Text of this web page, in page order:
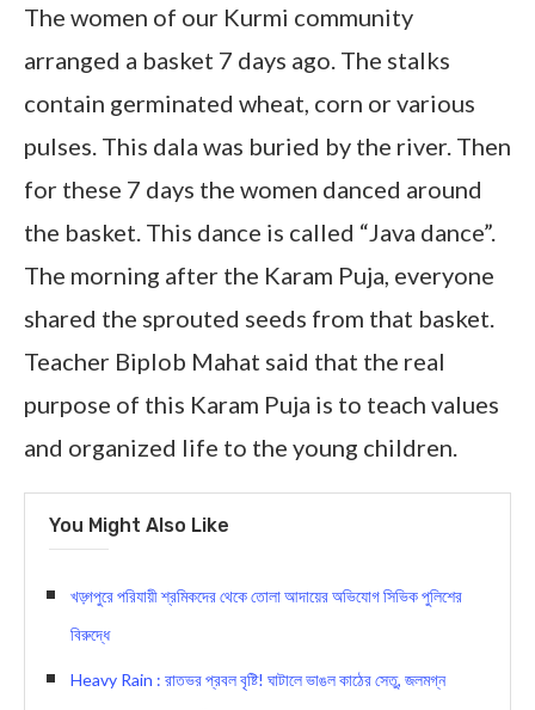
The women of our Kurmi community
arranged a basket 7 days ago. The stalks
contain germinated wheat, corn or various
pulses. This dala was buried by the river. Then
for these 7 days the women danced around
the basket. This dance is called “Java dance”.
The morning after the Karam Puja, everyone
shared the sprouted seeds from that basket.
Teacher Biplob Mahat said that the real
purpose of this Karam Puja is to teach values ​​
and organized life to the young children.
You Might Also Like
খড়্গপুরে পরিযায়ী শ্রমিকদের থেকে তোলা আদায়ের অভিযোগ সিভিক পুলিশের
বিরুদ্ধে
Heavy Rain : রাতভর প্রবল বৃষ্টি! ঘাটালে ভাঙল কাঠের সেতু, জলমগ্ন